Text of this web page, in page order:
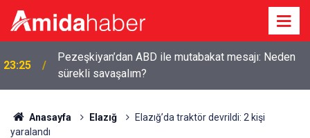
23:25
Pezeşkiyan’dan ABD ile mutabakat mesajı: Neden
sürekli savaşalım?
Anasayfa Elazığ
Elazığ’da traktör devrildi: 2 kişi
yaralandı